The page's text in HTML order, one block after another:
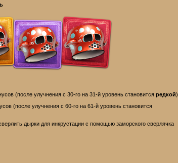
(после улучнения с 30-го на 31-й уровень становится редкой).
(после улучнения с 60-го на 61-й уровень становится
дырки для инкрустации с помощью заморского сверлячка